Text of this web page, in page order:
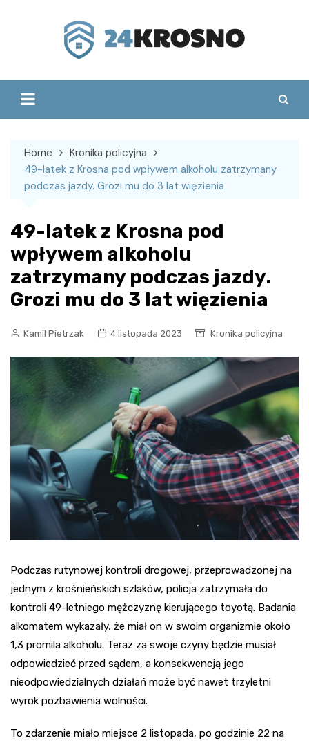
Home
Kronika policyjna
49-latek z Krosna pod wpływem alkoholu zatrzymany
podczas jazdy. Grozi mu do 3 lat więzienia
49-latek z Krosna pod
wpływem alkoholu
zatrzymany podczas jazdy.
Grozi mu do 3 lat więzienia
Kamil Pietrzak 4 listopada 2023 Kronika policyjna
Podczas rutynowej kontroli drogowej, przeprowadzonej na
jednym z krośnieńskich szlaków, policja zatrzymała do
kontroli 49-letniego mężczyznę kierującego toyotą. Badania
alkomatem wykazały, że miał on w swoim organizmie około
1,3 promila alkoholu. Teraz za swoje czyny będzie musiał
odpowiedzieć przed sądem, a konsekwencją jego
nieodpowiedzialnych działań może być nawet trzyletni
wyrok pozbawienia wolności.
To zdarzenie miało miejsce 2 listopada, po godzinie 22 na